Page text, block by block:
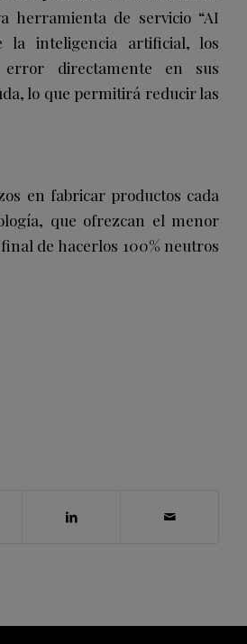
herramienta de servicio “AI
la inteligencia artificial, los
error directamente en sus
lo que permitirá reducir las
en fabricar productos cada
que ofrezcan el menor
de hacerlos 100% neutros